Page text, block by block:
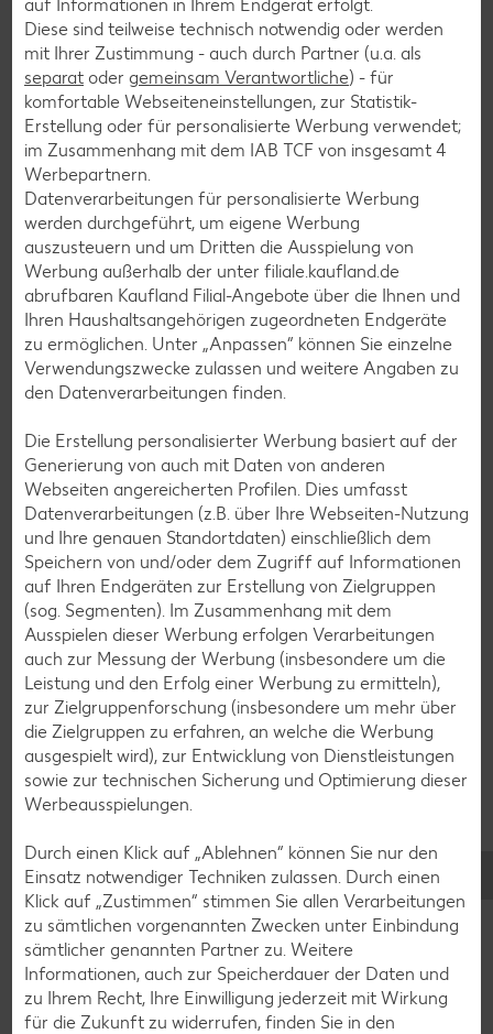
Salat-Rezepte
Spargel-Rezepte
Fleisch-Rezepte
Fisch-Rezepte
Geflügel-Rezepte
Lamm-Rezepte
Grill-Rezepte
Muffin-Rezepte
Apfelkuchen-Rezepte
Schokokuchen-Rezepte
Torten-Rezepte
Eis-Rezepte
Pfannkuchen-Rezepte
Plätzchen-Rezepte
Smoothie-Rezepte
Bowle-Rezepte
Cocktail-Rezepte
Avocado-Rezepte
Erdbeer-Rezepte
Blaubeer-Rezepte
Zurück zu allen Rezepten
auf Informationen in Ihrem Endgerät erfolgt.
Diese sind teilweise technisch notwendig oder werden
mit Ihrer Zustimmung - auch durch Partner (u.a. als
separat oder gemeinsam Verantwortliche) - für
komfortable Webseiteneinstellungen, zur Statistik-
Erstellung oder für personalisierte Werbung verwendet;
im Zusammenhang mit dem IAB TCF von insgesamt 4
Werbepartnern.
Datenverarbeitungen für personalisierte Werbung
werden durchgeführt, um eigene Werbung
auszusteuern und um Dritten die Ausspielung von
Werbung außerhalb der unter filiale.kaufland.de
abrufbaren Kaufland Filial-Angebote über die Ihnen und
Ihren Haushaltsangehörigen zugeordneten Endgeräte
zu ermöglichen. Unter „Anpassen“ können Sie einzelne
Verwendungszwecke zulassen und weitere Angaben zu
den Datenverarbeitungen finden.
Die Erstellung personalisierter Werbung basiert auf der
Generierung von auch mit Daten von anderen
Webseiten angereicherten Profilen. Dies umfasst
Datenverarbeitungen (z.B. über Ihre Webseiten-Nutzung
und Ihre genauen Standortdaten) einschließlich dem
Speichern von und/oder dem Zugriff auf Informationen
auf Ihren Endgeräten zur Erstellung von Zielgruppen
(sog. Segmenten). Im Zusammenhang mit dem
Ausspielen dieser Werbung erfolgen Verarbeitungen
auch zur Messung der Werbung (insbesondere um die
Leistung und den Erfolg einer Werbung zu ermitteln),
zur Zielgruppenforschung (insbesondere um mehr über
die Zielgruppen zu erfahren, an welche die Werbung
ausgespielt wird), zur Entwicklung von Dienstleistungen
sowie zur technischen Sicherung und Optimierung dieser
Werbeausspielungen.
Durch einen Klick auf „Ablehnen“ können Sie nur den
Einsatz notwendiger Techniken zulassen. Durch einen
Klick auf „Zustimmen“ stimmen Sie allen Verarbeitungen
zu sämtlichen vorgenannten Zwecken unter Einbindung
sämtlicher genannten Partner zu. Weitere
Informationen, auch zur Speicherdauer der Daten und
zu Ihrem Recht, Ihre Einwilligung jederzeit mit Wirkung
für die Zukunft zu widerrufen, finden Sie in den